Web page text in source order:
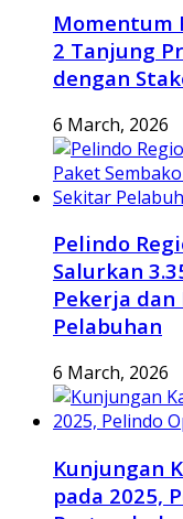
Momentum
2 Tanjung
dengan
6 March, 2026
Pelindo
Salurkan
Pekerja
Pelabuhan
6 March, 2026
Kunjungan
pada 2025,